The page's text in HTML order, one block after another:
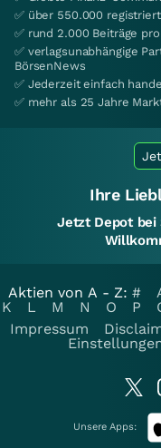
✅ über 550.000
✅ rund 2.000 Beiträge pro
✅ verlagsunabhängige
BörsenNews
✅ Jederzeit einfach
✅ mehr als 25 Jahre
Ihre
Jetzt Depot bei
Aktien von A - Z: #
K
L M N O P
Impressum
Unsere Apps: